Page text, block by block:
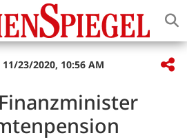
23/2020, 10:56 AM